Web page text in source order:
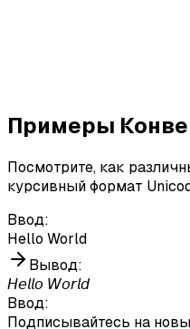
Примеры
Посмотрите, как
курсивный формат
Ввод:
Hello World
Вывод:
𝘏𝘦𝘭𝘭𝘰 𝘞𝘰𝘳𝘭𝘥
Ввод:
Подписывайтесь на